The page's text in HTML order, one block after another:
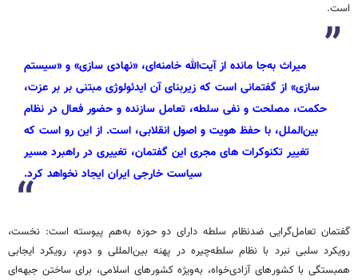
است.
میراث به‌جا مانده از آیت‌الله خامنه‌ای، «نهادی سازی» و «سیستم
سازی» از گفتمانی است که زیربنای آن ایدئولوژی مبتنی بر بر عزت،
حکمت، مصلحت و نفی سلطه، تعامل سازنده و حضور فعال در نظام
بین‌الملل، با حفظ هویت و اصول انقلابی، است. از این رو است که
تغییر تکنوکرات های مجری این گفتمان، تغییری در راهبرد مسیر
سیاست خارجی ایران ایجاد نخواهد کرد.
گفتمان تعامل‌گرایی ضدنظام سلطه دارای دو حوزه به‌هم پیوسته است: نخست،
رویکرد سلبی نبرد با نظام سلطه‌چیره در پهنه بین‌المللی و دوم، رویکرد ایجابی
همبستگی با کشورهای آزادی‌خواه، به‌ویژه کشورهای اسلامی، برای ساختن جبهه‌ای